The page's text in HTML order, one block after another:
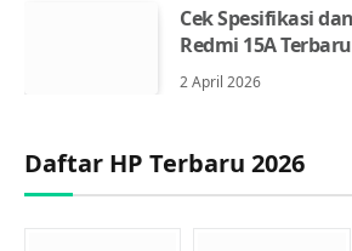
Cek Spesifikasi
Redmi 15A Terbaru
2 April 2026
Daftar HP Terbaru 2026